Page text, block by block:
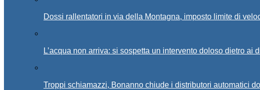
Dossi rallentatori in via della Montagna, imposto limite di
L’acqua non arriva: si sospetta un intervento doloso dietro ai
Troppi schiamazzi, Bonanno chiude i distributori automatici